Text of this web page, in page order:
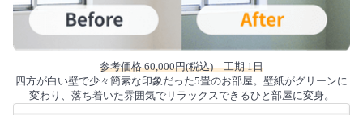
参考価格 60,000円(税込) 工期 1日
四方が白い壁で少々簡素な印象だった5畳のお部屋。壁紙がグリーンに
変わり、落ち着いた雰囲気でリラックスできるひと部屋に変身。